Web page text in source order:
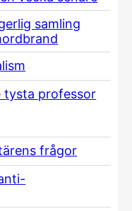
samling
tysta professor
frågor